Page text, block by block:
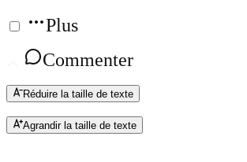
Plus
Commenter
Réduire la taille de texte
Agrandir la taille de texte